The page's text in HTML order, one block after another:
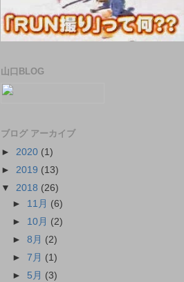
山口BLOG
ブログ アーカイブ
► 2020 (1)
► 2019 (13)
▼ 2018 (26)
► 11月 (6)
► 10月 (2)
►8月 (2)
►7月 (1)
► 5月 (3)